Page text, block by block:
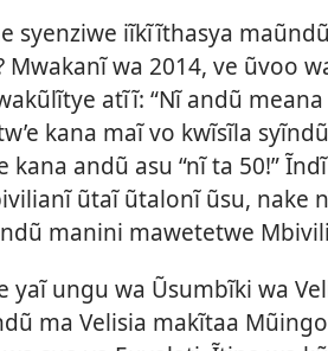
syenziwe iĩkĩĩthasya
Mwakanĩ wa 2014, ve ũvoo
atĩĩ: “Nĩ andũ
kana maĩ vo kwĩsĩla
kana andũ asu “nĩ ta 50!”
ũtaĩ ũtalonĩ ũsu, nake
manini mawetetwe
yaĩ ungu wa Ũsumbĩki wa
ma Velisia makĩtaa